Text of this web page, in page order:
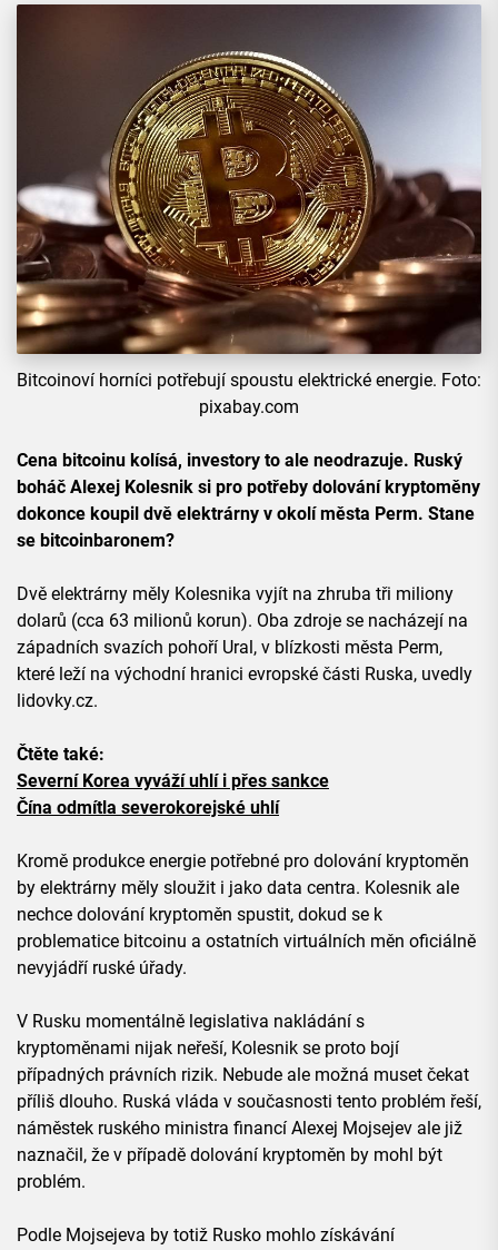
Bitcoinoví horníci potřebují spoustu elektrické energie. Foto:
pixabay.com
Cena bitcoinu kolísá, investory to ale neodrazuje. Ruský
boháč Alexej Kolesnik si pro potřeby dolování kryptoměny
dokonce koupil dvě elektrárny v okolí města Perm. Stane
se bitcoinbaronem?
Dvě elektrárny měly Kolesnika vyjít na zhruba tři miliony
dolarů (cca 63 milionů korun). Oba zdroje se nacházejí na
západních svazích pohoří Ural, v blízkosti města Perm,
které leží na východní hranici evropské části Ruska, uvedly
lidovky.cz.
Čtěte také:
Severní Korea vyváží uhlí i přes sankce
Čína odmítla severokorejské uhlí
Kromě produkce energie potřebné pro dolování kryptoměn
by elektrárny měly sloužit i jako data centra. Kolesnik ale
nechce dolování kryptoměn spustit, dokud se k
problematice bitcoinu a ostatních virtuálních měn oficiálně
nevyjádří ruské úřady.
V Rusku momentálně legislativa nakládání s
kryptoměnami nijak neřeší, Kolesnik se proto bojí
případných právních rizik. Nebude ale možná muset čekat
příliš dlouho. Ruská vláda v současnosti tento problém řeší,
náměstek ruského ministra financí Alexej Mojsejev ale již
naznačil, že v případě dolování kryptoměn by mohl být
problém.
Podle Mojsejeva by totiž Rusko mohlo získávání